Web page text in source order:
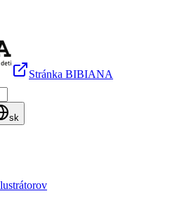
Stránka BIBIANA
sk